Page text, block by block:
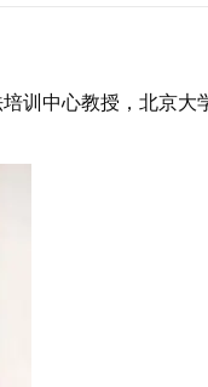
训中心教授，北京大